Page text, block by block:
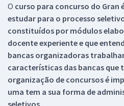
O curso para concurso do Gran
estudar para o processo
constituídos por módulos
docente experiente e que
bancas organizadoras
características das bancas que
organização de concursos é
uma tem a sua forma de
seletivos.